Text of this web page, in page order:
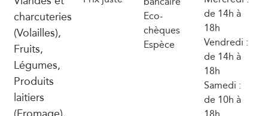
charcuteries
(Volailles),
Fruits,
Légumes,
Produits
laitiers
Eco-
chèques
Espèce
de 14h à
18h
Vendredi :
de 14h à
18h
Samedi :
de 10h à